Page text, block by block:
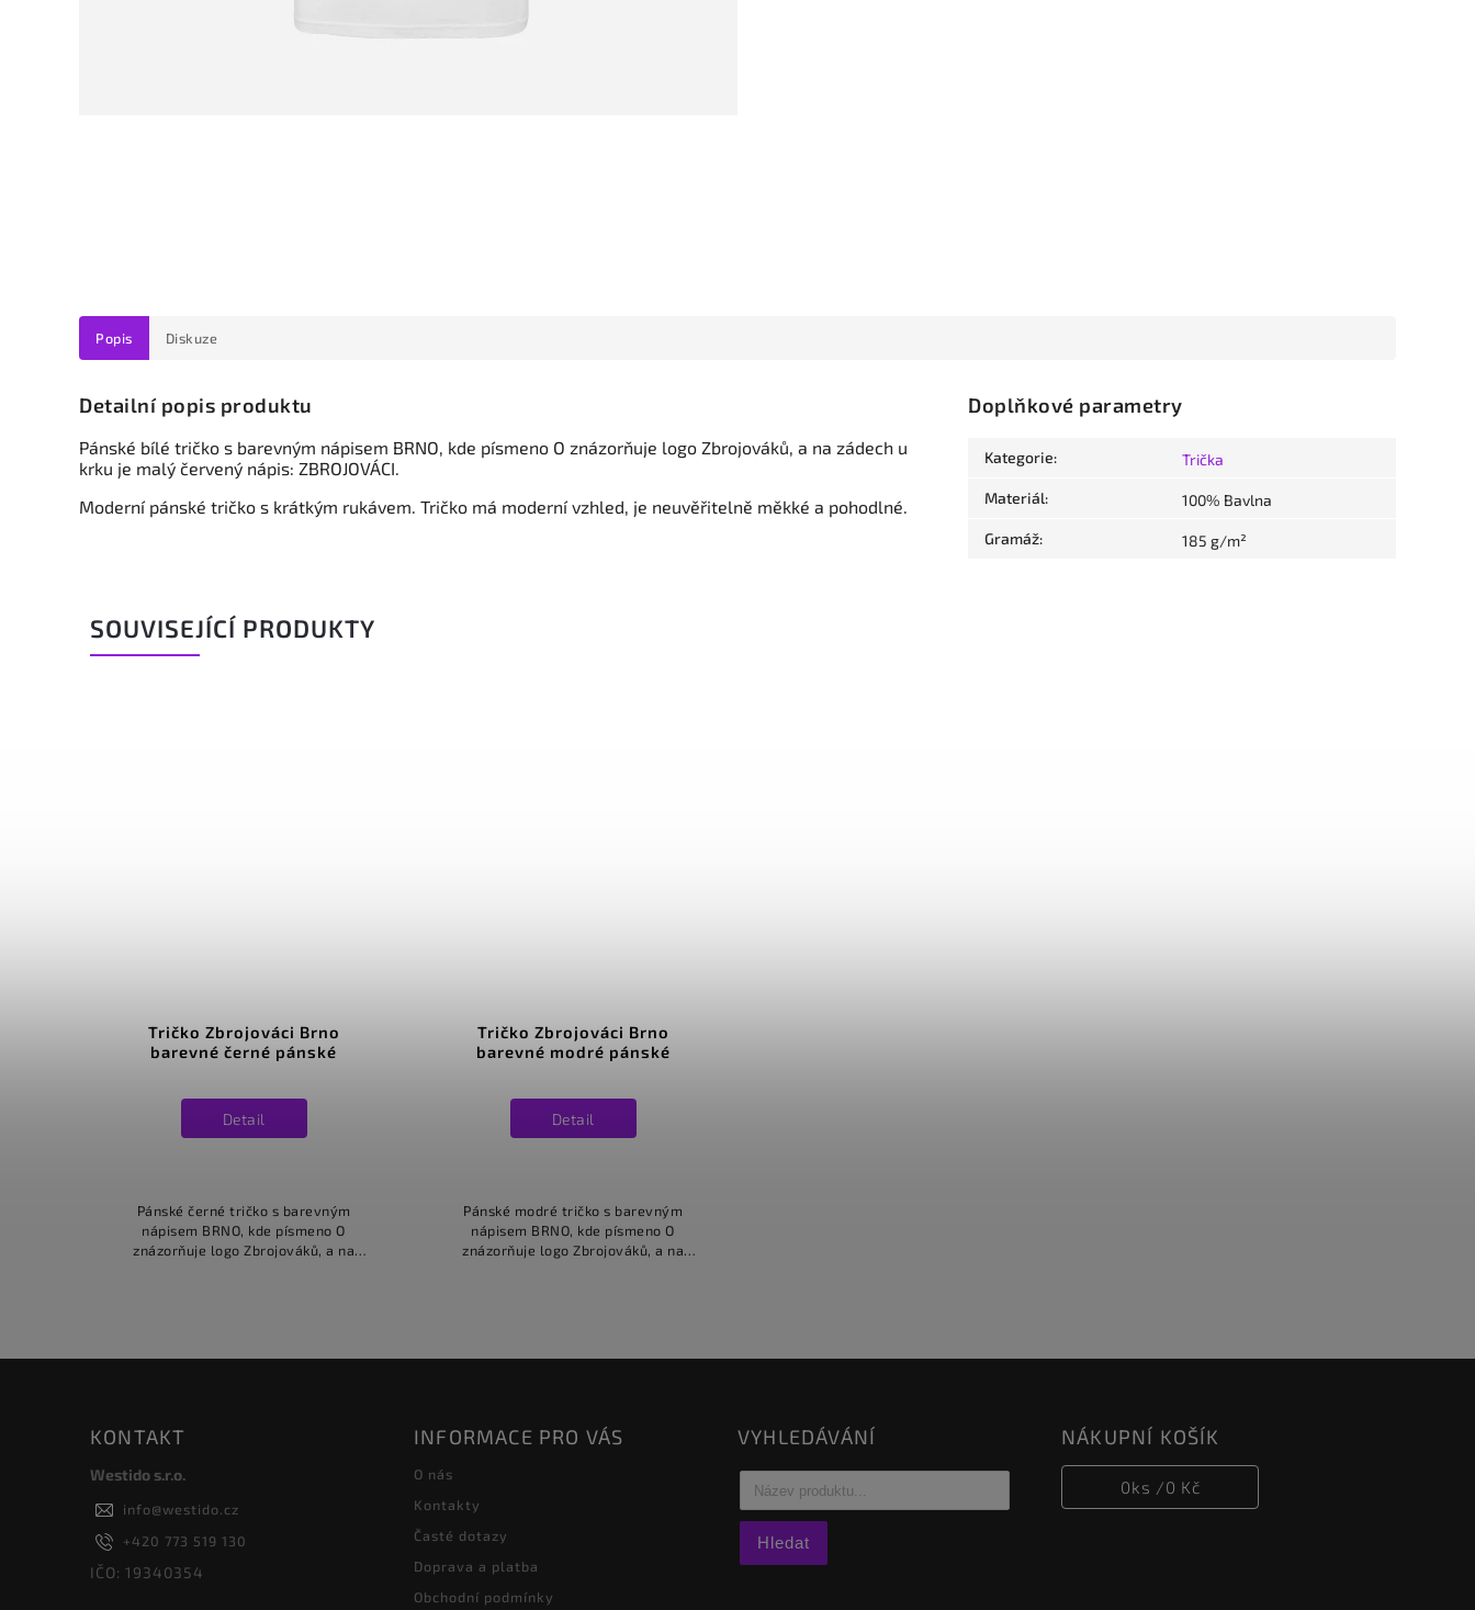
Popis Diskuze
Detailní popis produktu
Pánské bílé tričko s barevným nápisem BRNO, kde písmeno O znázorňuje logo Zbrojováků, a na zádech u
krku je malý červený nápis: ZBROJOVÁCI.
Moderní pánské tričko s krátkým rukávem. Tričko má moderní vzhled, je neuvěřitelně měkké a pohodlné.
Doplňkové parametry
Kategorie: Trička
Materiál: 100% Bavlna
Gramáž: 185 g/m²
SOUVISEJÍCÍ PRODUKTY
Tričko Zbrojováci Brno
barevné černé pánské
Detail
Pánské černé tričko s barevným
nápisem BRNO, kde písmeno O
znázorňuje logo Zbrojováků, a na
Tričko Zbrojováci Brno
barevné modré pánské
Detail
Pánské modré tričko s barevným
nápisem BRNO, kde písmeno O
znázorňuje logo Zbrojováků, a na
KONTAKT
Westido s.r.o.
info@westido.cz
+420 773 519 130
IČO: 19340354
INFORMACE PRO VÁS
O nás
Kontakty
Časté dotazy
Doprava a platba
Obchodní podmínky
VYHLEDÁVÁNÍ
Hledat
NÁKUPNÍ KOŠÍK
0ks /0 Kč